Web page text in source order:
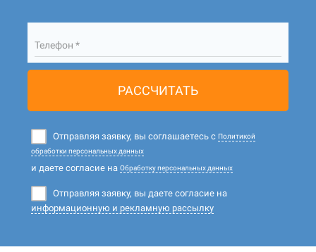
Телефон *
РАССЧИТАТЬ
Отправляя заявку, вы соглашаетесь с Политикой
обработки персональных данных
и даете согласие на Обработку персональных данных
Отправляя заявку, вы даете согласие на
информационную и рекламную рассылку